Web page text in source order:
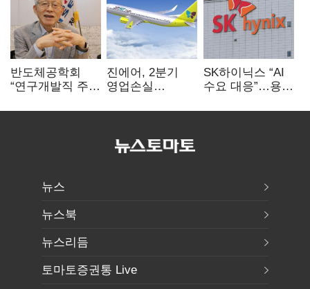
반도체공학회
“연구개발직 주
개선해야”
진에어, 2분기
영업손실
상승 여파
SK하이닉스 “AI
수요 대응”…용인
투자
뉴스
뉴스북
뉴스리듬
토마토증권통 Live